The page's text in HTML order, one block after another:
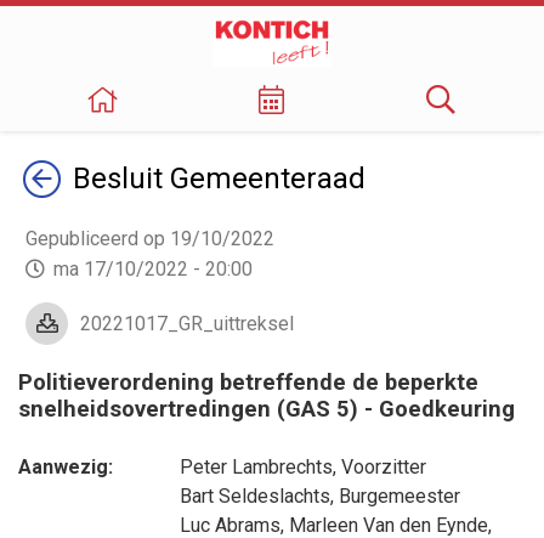
TerugBesluit Gemeenteraad
Gepubliceerd op 19/10/2022
ma 17/10/2022 - 20:00
20221017_GR_uittreksel
Politieverordening betreffende de beperkte
snelheidsovertredingen (GAS 5) - Goedkeuring
Aanwezig: Peter Lambrechts, Voorzitter
Bart Seldeslachts, Burgemeester
Luc Abrams, Marleen Van den Eynde,